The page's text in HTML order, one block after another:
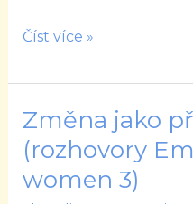
Číst více »
Změna jako
(rozhovory
women 3)
Změna
jako
příležitost
(rozhovory